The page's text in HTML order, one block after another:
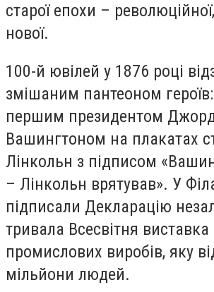
старої епохи –
нової.
100-й ювілей у 1876 році
змішаним пантеоном героїв:
першим президентом
Вашингтоном на плакатах
Лінкольн з підписом
– Лінкольн врятував». У
підписали Декларацію
тривала Всесвітня виставка
промислових виробів, яку
мільйони людей.